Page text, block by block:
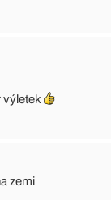
výletek
zemi